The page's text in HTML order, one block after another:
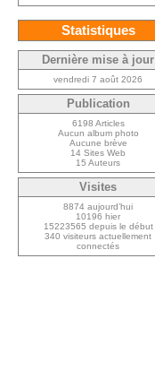
Statistiques
Dernière mise à jour
vendredi 7 août 2026
Publication
6198 Articles
Aucun album photo
Aucune brève
14 Sites Web
15 Auteurs
Visites
8874 aujourd’hui
10196 hier
15223565 depuis le début
340 visiteurs actuellement
connectés